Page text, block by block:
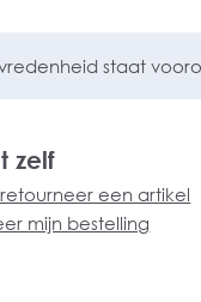
staat
zelf
retourneer een artikel
mijn bestelling